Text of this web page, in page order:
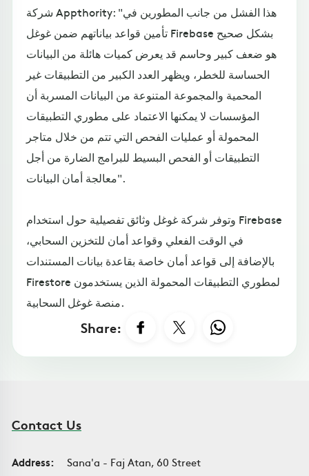
شركة Appthority: "هذا الفشل من جانب المطورين في
تأمين قواعد بياناتهم ضمن غوغل Firebase بشكل صحيح
هو ضعف كبير وحاسم قد يعرض كميات هائلة من البيانات
الحساسة للخطر، ويظهر العدد الكبير من التطبيقات غير
المحمية والمجموعة المتنوعة من البيانات المسربة أن
المؤسسات لا يمكنها الاعتماد على مطوري التطبيقات
المحمولة أو عمليات الفحص التي تتم من خلال متاجر
التطبيقات أو الفحص البسيط للبرامج الضارة من أجل
معالجة أمان البيانات".
وتوفر شركة غوغل وثائق تفصيلية حول استخدام Firebase
في الوقت الفعلي وقواعد أمان للتخزين السحابي،
بالإضافة إلى قواعد أمان خاصة بقاعدة بيانات المستندات
Firestore لمطوري التطبيقات المحمولة الذين يستخدمون
منصة غوغل السحابية.
Share:
Contact Us
Address:
Sana'a - Faj Atan, 60 Street